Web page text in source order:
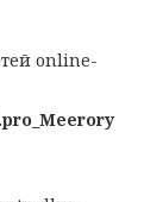
online-